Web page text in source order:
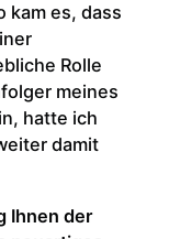
kam es, dass
Rolle
meines
hatte ich
damit
Ihnen der